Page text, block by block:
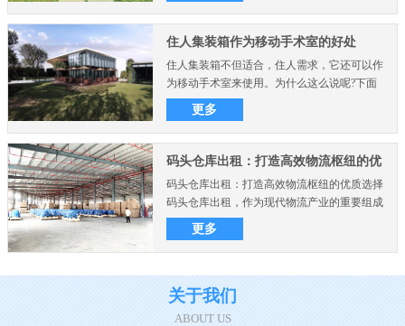
住人集装箱作为移动手术室的好处
住人集装箱不但适合，住人需求，它还可以作
为移动手术室来使用。为什么这么说呢?下面
想要了解可以来看看..
更多
码头仓库出租：打造高效物流枢纽的优
质选择
码头仓库出租：打造高效物流枢纽的优质选择
码头仓库出租，作为现代物流产业的重要组成
部分，在商业和制造业..
更多
关于我们
ABOUT US